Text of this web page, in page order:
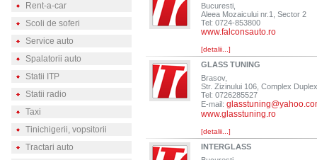
Rent-a-car
Scoli de soferi
Service auto
Spalatorii auto
Statii ITP
Statii radio
Taxi
Tinichigerii, vopsitorii
Tractari auto
Bucuresti,
Aleea Mozaicului nr.1, Sector 2
Tel: 0724-853800
www.falconsauto.ro
[detalii...]
GLASS TUNING
Brasov,
Str. Zizinului 106, Complex
Tel: 0726285527
E-mail:
www.glasstuning.ro
[detalii...]
INTERGLASS